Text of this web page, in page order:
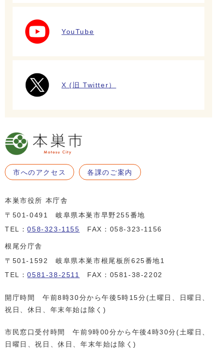
YouTube
X (旧 Twitter）
市へのアクセス 各課のご案内
本巣市役所 本庁舎
〒501-0491 岐阜県本巣市早野255番地
TEL：058-323-1155 FAX：058-323-1156
根尾分庁舎
〒501-1592 岐阜県本巣市根尾板所625番地1
TEL：0581-38-2511 FAX：0581-38-2202
開庁時間 午前8時30分から午後5時15分(土曜日、日曜日、
祝日、休日、年末年始は除く)
市民窓口受付時間 午前9時00分から午後4時30分(土曜日、
日曜日、祝日、休日、年末年始は除く)